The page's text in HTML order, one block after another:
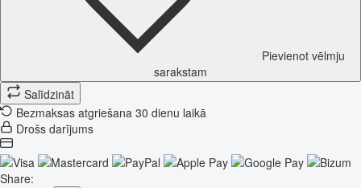
Pievienot vēlmju
sarakstam
Salīdzināt
Bezmaksas atgriešana 30 dienu laikā
Drošs darījums
Share: